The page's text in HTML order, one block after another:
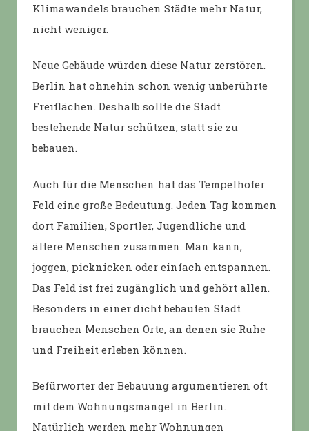
Klimawandels brauchen Städte mehr Natur,
nicht weniger.
Neue Gebäude würden diese Natur zerstören.
Berlin hat ohnehin schon wenig unberührte
Freiflächen. Deshalb sollte die Stadt
bestehende Natur schützen, statt sie zu
bebauen.
Auch für die Menschen hat das Tempelhofer
Feld eine große Bedeutung. Jeden Tag kommen
dort Familien, Sportler, Jugendliche und
ältere Menschen zusammen. Man kann,
joggen, picknicken oder einfach entspannen.
Das Feld ist frei zugänglich und gehört allen.
Besonders in einer dicht bebauten Stadt
brauchen Menschen Orte, an denen sie Ruhe
und Freiheit erleben können.
Befürworter der Bebauung argumentieren oft
mit dem Wohnungsmangel in Berlin.
Natürlich werden mehr Wohnungen